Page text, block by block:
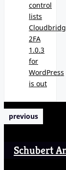
control
lists
2FA
1.0.3
for
WordPress
is out
previous
Schubert